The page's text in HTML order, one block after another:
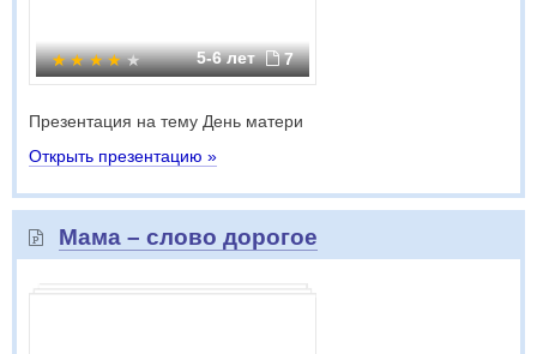
5-6 лет 7
Презентация на тему День матери
Открыть презентацию »
Мама – слово дорогое